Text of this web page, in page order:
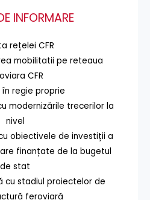
INFORMARE
rețelei CFR
mobilitatii pe reteaua
CFR
regie proprie
modernizările trecerilor la
nivel
obiectivele de investiții a
finanțate de la bugetul
de stat
cu stadiul proiectelor de
feroviară